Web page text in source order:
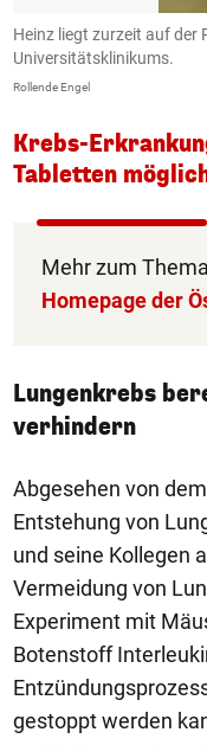
Heinz liegt zurzeit auf der
Universitätsklinikums.
Rollende Engel
Krebs-
Tabletten
Mehr zum
Homepage der
Lungenkrebs
verhindern
Abgesehen von
Entstehung von
und seine Kollegen
Vermeidung von
Experiment mit
Botenstoff
gestoppt werden